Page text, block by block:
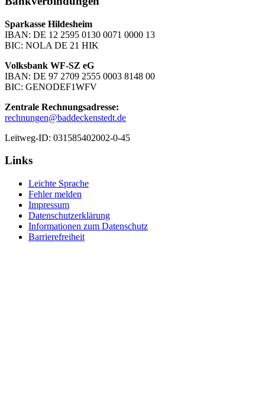
Sparkasse Hildesheim
IBAN: DE 12 2595 0130 0071 0000 13
BIC: NOLA DE 21 HIK
Volksbank WF-SZ eG
IBAN: DE 97 2709 2555 0003 8148 00
BIC: GENODEF1WFV
Zentrale Rechnungsadresse:
rechnungen@baddeckenstedt.de
Leitweg-ID: 031585402002-0-45
Links
Leichte Sprache
Fehler melden
Impressum
Datenschutzerklärung
Informationen zum Datenschutz
Barrierefreiheit